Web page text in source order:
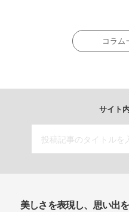
コラム
サイト
美しさを表現し、思い出